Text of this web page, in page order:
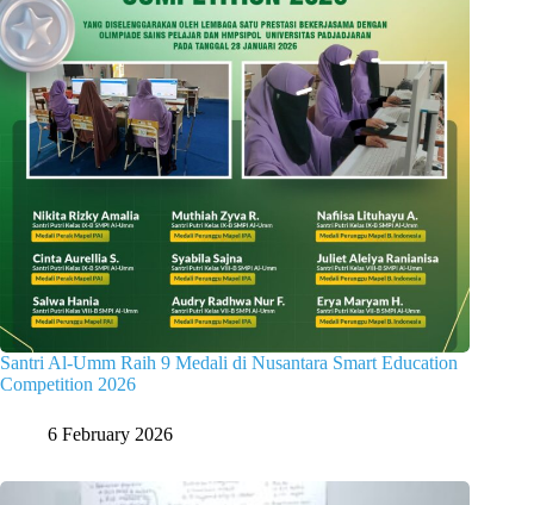
Santri Al-Umm Raih 9 Medali di Nusantara Smart Education
Competition 2026
6 February 2026